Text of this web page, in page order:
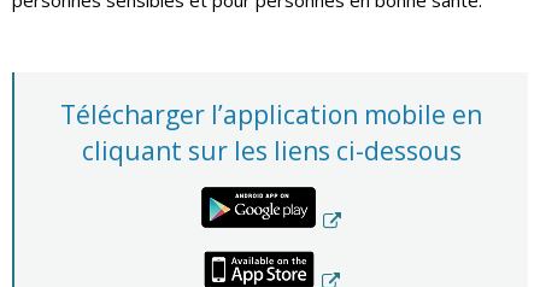
Télécharger l’application mobile en
cliquant sur les liens ci-dessous